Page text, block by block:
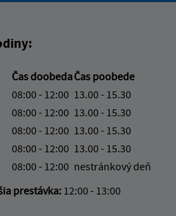
Čas doobedaČas poobede
08:00 - 12:00 13.00 - 15.30
08:00 - 12:00 13.00 - 15.30
08:00 - 12:00 13.00 - 15.30
08:00 - 12:00 13.00 - 15.30
08:00 - 12:00 nestránkový deň
prestávka: 12:00 - 13:00